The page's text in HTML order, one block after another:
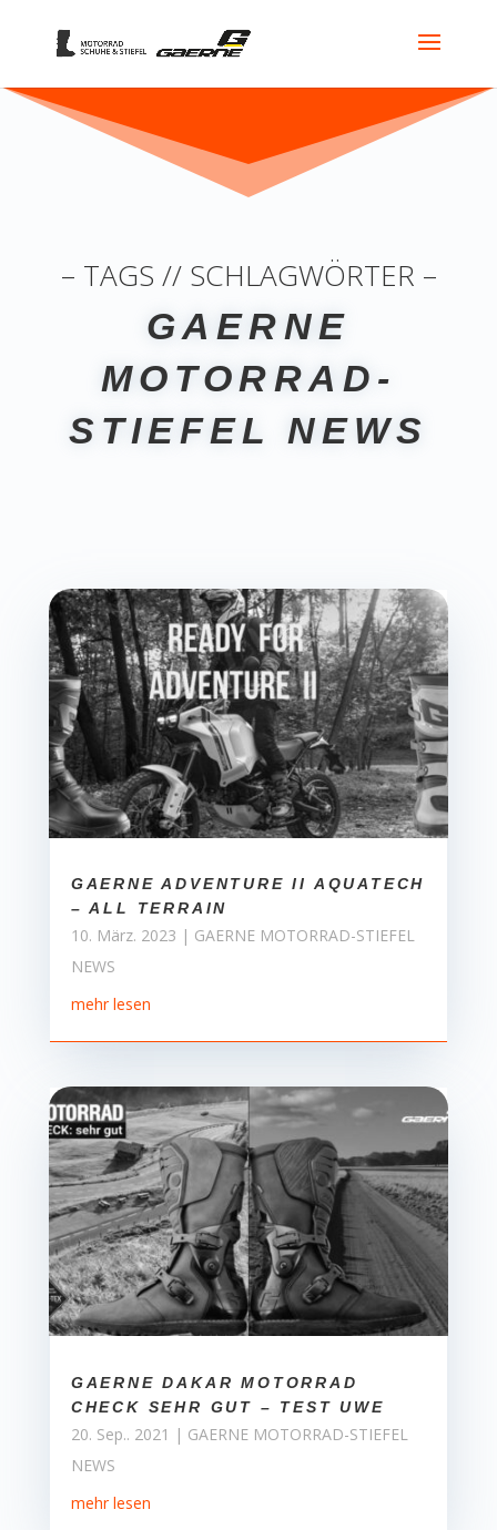
– TAGS // SCHLAGWÖRTER –
GAERNE
MOTORRAD-
STIEFEL NEWS
GAERNE ADVENTURE II AQUATECH
– ALL TERRAIN
10. März. 2023 | GAERNE MOTORRAD-STIEFEL
NEWS
mehr lesen
GAERNE DAKAR MOTORRAD
CHECK SEHR GUT – TEST UWE
20. Sep.. 2021 | GAERNE MOTORRAD-STIEFEL
NEWS
mehr lesen